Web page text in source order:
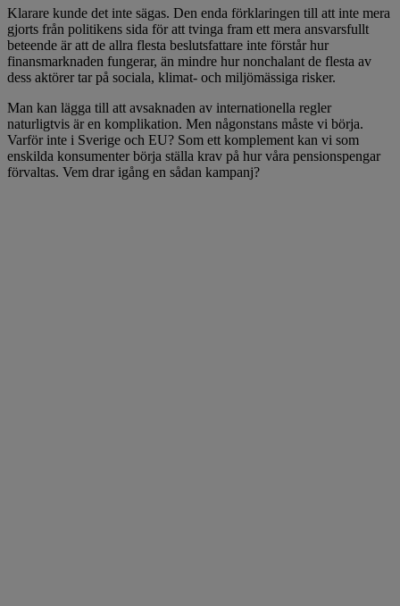
Klarare kunde det inte sägas. Den enda förklaringen till att inte mera
gjorts från politikens sida för att tvinga fram ett mera ansvarsfullt
beteende är att de allra flesta beslutsfattare inte förstår hur
finansmarknaden fungerar, än mindre hur nonchalant de flesta av
dess aktörer tar på sociala, klimat- och miljömässiga risker.
Man kan lägga till att avsaknaden av internationella regler
naturligtvis är en komplikation. Men någonstans måste vi börja.
Varför inte i Sverige och EU? Som ett komplement kan vi som
enskilda konsumenter börja ställa krav på hur våra pensionspengar
förvaltas. Vem drar igång en sådan kampanj?